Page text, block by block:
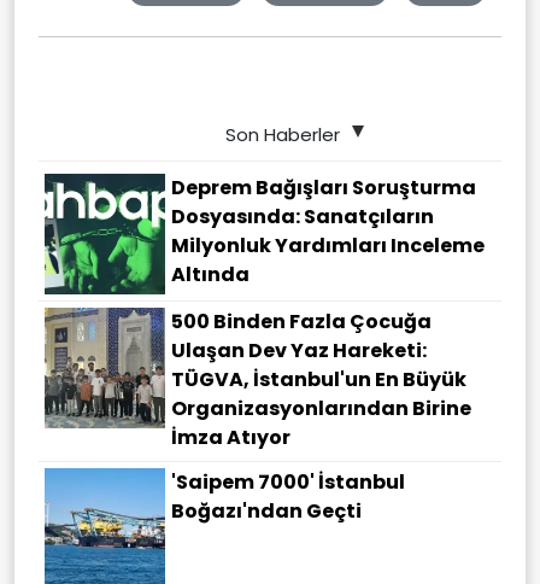
Son Haberler
Deprem Bağışları Soruşturma
Dosyasında: Sanatçıların
Milyonluk Yardımları Inceleme
Altında
500 Binden Fazla Çocuğa
Ulaşan Dev Yaz Hareketi:
TÜGVA, İstanbul'un En Büyük
Organizasyonlarından Birine
İmza Atıyor
'Saipem 7000' İstanbul
Boğazı'ndan Geçti